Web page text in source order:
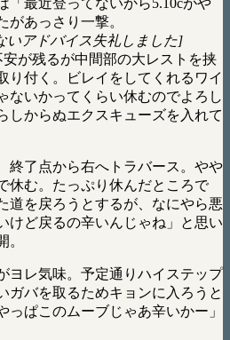
があっさり一撃。
いアドバイス失礼しました]
が残るが中間部の大レストを挟
り付く。ビレイをしてくれるワイ
ないかってくらい休むのでよろし
しからぬエクスキューズを入れて
終了点から右へトラバース。やや
休む。たっぷり休んだところで
道を戻ろうとするが、なにやら悪
けど戻るの辛いんじゃね」と思い
。
ヨレ気味。予定通りハイステップ
ガバを取るためキョンに入ろうと
っぱこのムーブじゃあ辛いかー」